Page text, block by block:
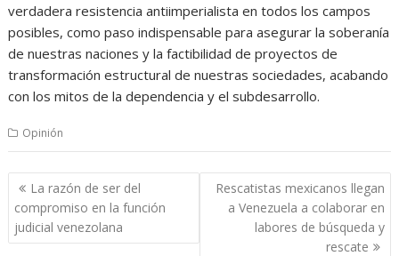
verdadera resistencia antiimperialista en todos los campos
posibles, como paso indispensable para asegurar la soberanía
de nuestras naciones y la factibilidad de proyectos de
transformación estructural de nuestras sociedades, acabando
con los mitos de la dependencia y el subdesarrollo.
Opinión
Navegación
de
entradas
La razón de ser del
compromiso en la función
judicial venezolana
Rescatistas mexicanos llegan
a Venezuela a colaborar en
labores de búsqueda y
rescate